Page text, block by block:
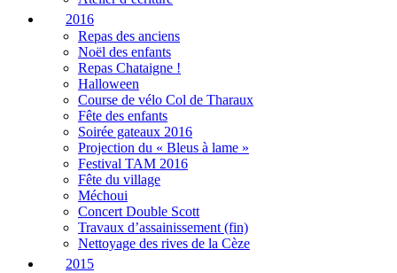
2016
Repas des anciens
Noël des enfants
Repas Chataigne !
Halloween
Course de vélo Col de Tharaux
Fête des enfants
Soirée gateaux 2016
Projection du « Bleus à lame »
Festival TAM 2016
Fête du village
Méchoui
Concert Double Scott
Travaux d’assainissement (fin)
Nettoyage des rives de la Cèze
2015